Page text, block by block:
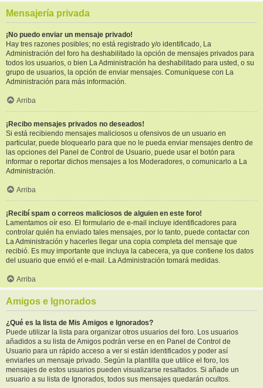
Mensajería privada
¡No puedo enviar un mensaje privado!
Hay tres razones posibles; no está registrado y/o identificado, La
Administración del foro ha deshabilitado la opción de mensajes privados para
todos los usuarios, o bien La Administración ha deshabilitado para usted, o su
grupo de usuarios, la opción de enviar mensajes. Comuníquese con La
Administración para más información.
Arriba
¡Recibo mensajes privados no deseados!
Si está recibiendo mensajes maliciosos u ofensivos de un usuario en
particular, puede bloquearlo para que no le pueda enviar mensajes dentro de
las opciones del Panel de Control de Usuario, puede usar el botón para
informar o reportar dichos mensajes a los Moderadores, o comunicarlo a La
Administración.
Arriba
¡Recibí spam o correos maliciosos de alguien en este foro!
Lamentamos oír eso. El formulario de e-mail incluye identificadores para
controlar quién ha enviado tales mensajes, por lo tanto, puede contactar con
La Administración y hacerles llegar una copia completa del mensaje que
recibió. Es muy importante que incluya la cabecera, ya que contiene los datos
del usuario que envió el e-mail. La Administración tomará medidas.
Arriba
Amigos e Ignorados
¿Qué es la lista de Mis Amigos e Ignorados?
Puede utilizar la lista para organizar otros usuarios del foro. Los usuarios
añadidos a su lista de Amigos podrán verse en en Panel de Control de
Usuario para un rápido acceso a ver si están identificados y poder así
enviarles un mensaje privado. Según la plantilla que utilice el foro, los
mensajes de estos usuarios pueden visualizarse resaltados. Si añade un
usuario a su lista de Ignorados, todos sus mensajes quedarán ocultos.